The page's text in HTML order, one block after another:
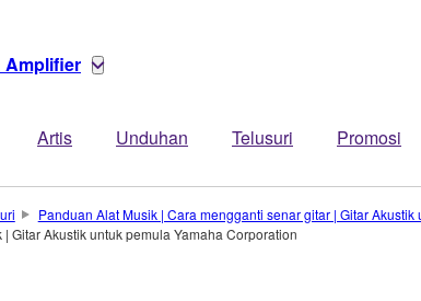
Amplifier
Artis Unduhan Telusuri Promosi
Panduan Alat Musik | Cara mengganti senar gitar | Gitar
Gitar Akustik untuk pemula Yamaha Corporation